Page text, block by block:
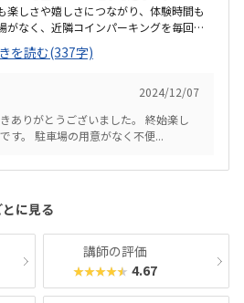
楽しさや嬉しさにつながり、体験時間も
がなく、近隣コインパーキングを毎回使
的には少し不便に感じました。部屋は少
制なので、特に問題はないですが。。エ
です。他の習い事と比べて、金額は結構高
ば良いなと思いました。
を読む(337字)
2024/12/07
ありがとうございました。 終始楽し
す。 駐車場の用意がなく不便...
に見る
講師の評価
★★★★★ 4.67